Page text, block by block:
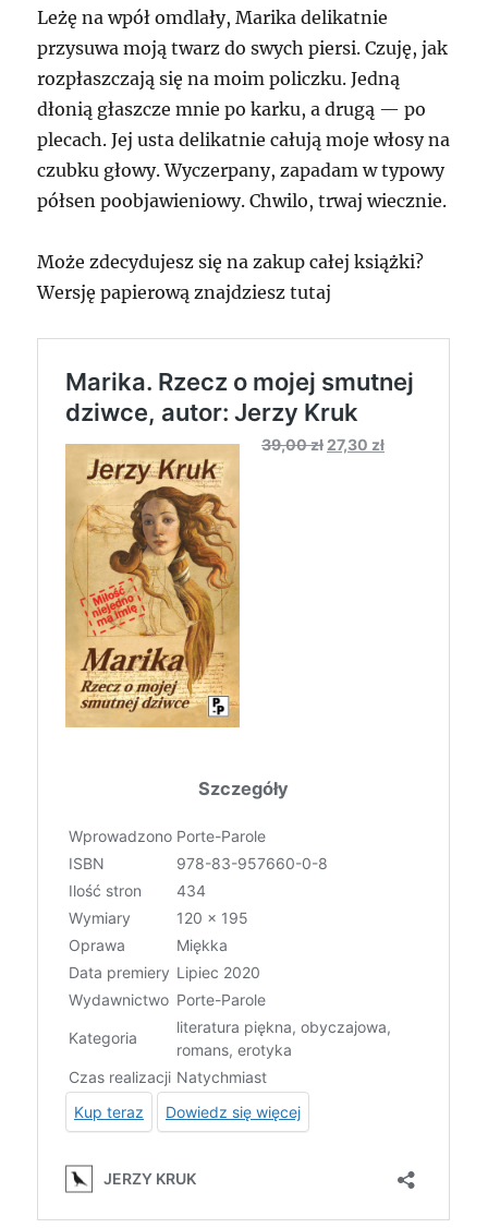
Leżę na wpół omdlały, Marika delikatnie
przysuwa moją twarz do swych piersi. Czuję, jak
rozpłaszczają się na moim policzku. Jedną
dłonią głaszcze mnie po karku, a drugą — po
plecach. Jej usta delikatnie całują moje włosy na
czubku głowy. Wyczerpany, zapadam w typowy
półsen poobjawieniowy. Chwilo, trwaj wiecznie.
Może zdecydujesz się na zakup całej książki?
Wersję papierową znajdziesz tutaj